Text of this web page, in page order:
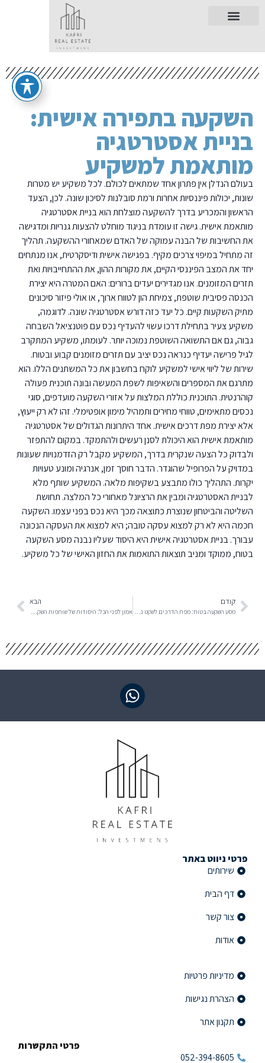
השקעה בתפירה אישית:
בניית אסטרטגיה
מותאמת למשקיע
בעולם הנדלן אין פתרון אחד שמתאים לכולם. לכל משקיע יש מטרות
שונות, יכולות פיננסיות אחרות ורמת סובלנות לסיכון שונה. לכן, הצעד
הראשון והמכריע בדרך להשקעה מוצלחת הוא בניית אסטרטגיה
מותאמת אישית. גישה זו עומדת בניגוד מוחלט להצעות גנריות ומדגישה
את החשיבות של הבנה עמוקה של האדם שמאחורי ההשקעה. תהליך
זה מתחיל במיפוי צרכים מקיף. בפגישה אישית ודיסקרטית, אנו מנתחים
יחד את המצב הפיננסי הקיים, את מקורות ההון, את ההתחייבויות ואת
תזרים המזומנים. אנו מגדירים יעדים ברורים: האם המטרה היא יצירת
הכנסה פסיבית שוטפת, צמיחת הון לטווח ארוך, או אולי פיזור סיכונים
מתיק השקעות קיים. כל יעד כזה דורש אסטרטגיה שונה. לדוגמה,
משקיע צעיר בתחילת דרכו עשוי להעדיף נכס עם פוטנציאל השבחה
גבוה, גם אם התשואה השוטפת נמוכה יותר. לעומתו, משקיע המתקרב
לגיל פרישה יעדיף כנראה נכס יציב עם תזרים מזומנים קבוע ובטוח.
שירות של ליווי אישי למשקיע לוקח בחשבון את כל המשתנים הללו. הוא
מתרגם את המספרים והשאיפות לשפת המעשה ובונה תוכנית פעולה
קוהרנטית. התוכנית כוללת המלצות על אזורי השקעה מועדפים, סוגי
נכסים מתאימים, טווחי מחירים ותמהיל מימון אופטימלי. זהו לא רק ייעוץ,
אלא יצירת מפת דרכים אישית. אחד היתרונות הגדולים של אסטרטגיה
מותאמת אישית הוא היכולת לסנן רעשים ולהתמקד. במקום להתפזר
ולבדוק כל הצעה שנקרית בדרך, המשקיע מקבל רק הזדמנויות שעונות
במדויק על הפרופיל שהוגדר. הדבר חוסך זמן, אנרגיה ומונע טעויות
יקרות. התהליך כולו מתבצע בשקיפות מלאה. המשקיע שותף מלא
לבניית האסטרטגיה ומבין את הרציונל מאחורי כל המלצה. תחושת
השליטה והביטחון שנוצרת כתוצאה מכך היא נכס בפני עצמו. השקעה
חכמה היא לא רק למצוא עסקה טובה; היא למצוא את העסקה הנכונה
עבורך. בניית אסטרטגיה אישית היא היסוד שעליו נבנה מסע השקעה
בטוח, ממוקד ומניב תוצאות התואמות את החזון האישי של כל משקיע.
קודם
מסע השקעה בטוח: מפת הדרכים לשקט נפשי
הבא
אמון לפני הכל: היסודות של שותפות השקעות ארוכת טווח
פרטי ניווט באתר
שירותים
דף הבית
צור קשר
אודות
מדיניות פרטיות
הצהרת נגישות
תקנון אתר
פרטי התקשרות
052-394-8605